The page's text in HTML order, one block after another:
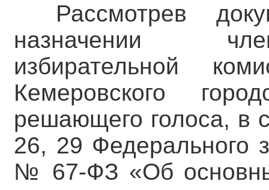
Рассмотрев
назначении
избирательной
Кемеровского
решающего голоса, в
26, 29 Федерального
№ 67-ФЗ «Об